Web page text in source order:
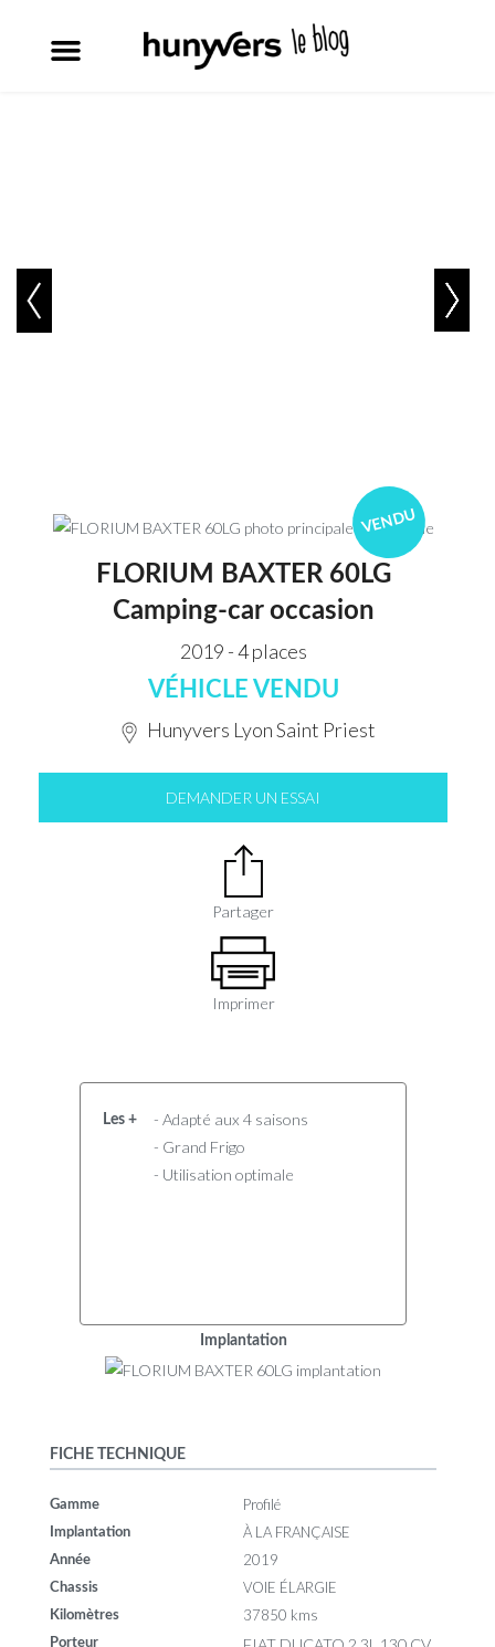
VENDU
FLORIUM BAXTER 60LG
Camping-car occasion
2019 - 4 places
VÉHICLE VENDU
Hunyvers Lyon Saint Priest
DEMANDER UN ESSAI
Partager
Imprimer
Les +
- Adapté aux 4 saisons
- Grand Frigo
- Utilisation optimale
Implantation
FICHE TECHNIQUE
Gamme Profilé
Implantation À LA FRANÇAISE
Année 2019
Chassis VOIE ÉLARGIE
Kilomètres 37850 kms
Porteur